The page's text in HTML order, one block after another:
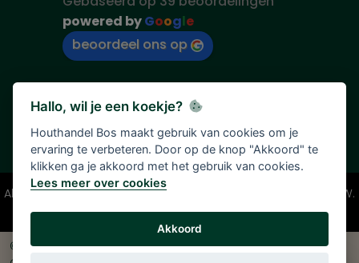
powered byGoogle
beoordeel ons op
Alle vermelde prijzen zijn onder voorbehoud en incl. 21% BTW.
Tenzij anders vermeld.
© 2026 Houthandel Bos|
Hallo, wil je een koekje?
Houthandel Bos maakt gebruik van cookies om je
ervaring te verbeteren. Door op de knop "Akkoord" te
klikken ga je akkoord met het gebruik van cookies.
Lees meer over cookies
Akkoord